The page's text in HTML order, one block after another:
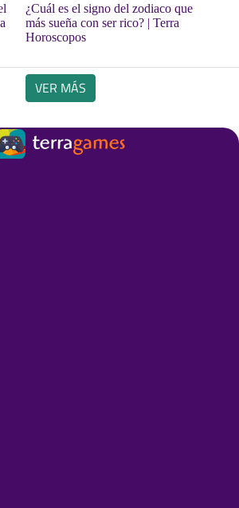
¿Cuál es el signo del zodiaco que
más sueña con ser rico? | Terra
Horoscopos
VER MÁS